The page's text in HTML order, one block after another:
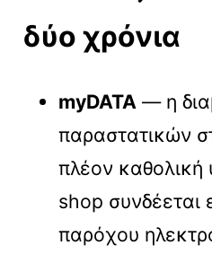
δύο χρόνια
myDATA — η
παραστατικών
πλέον
shop συνδέεται
παρόχου